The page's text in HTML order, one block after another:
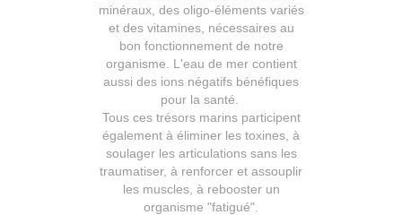
minéraux, des oligo-éléments variés
et des vitamines, nécessaires au
bon fonctionnement de notre
organisme. L'eau de mer contient
aussi des ions négatifs bénéfiques
pour la santé.
Tous ces trésors marins participent
également à éliminer les toxines, à
soulager les articulations sans les
traumatiser, à renforcer et assouplir
les muscles, à rebooster un
organisme "fatigué".